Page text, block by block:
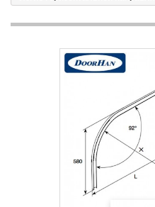
Адрес если нужен
Способ оплаты*